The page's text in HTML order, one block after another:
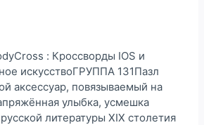
: Кроссворды IOS и
искусствоГРУППА 131Пазл
аксессуар, повязываемый на
улыбка, усмешка
литературы XIX столетия